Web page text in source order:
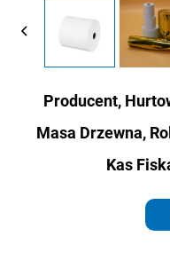
Producent,
Masa Drzewna,
Kas